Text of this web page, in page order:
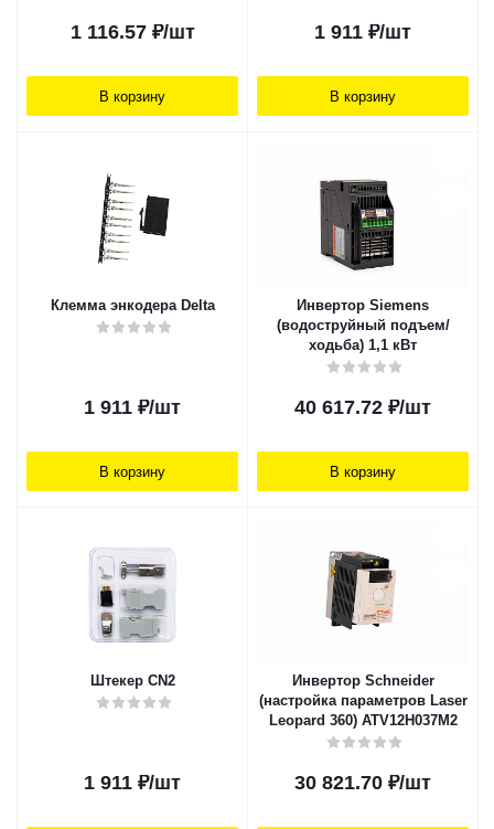
1 116.57₽/шт
В корзину
1 911 ₽/шт
В корзину
Клемма энкодера Delta
1 911 ₽/шт
В корзину
Инвертор Siemens
(водоструйный подъем/
ходьба) 1,1 кВт
40 617.72 ₽/шт
В корзину
Штекер CN2
1 911 ₽/шт
Инвертор Schneider
(настройка параметров Laser
Leopard 360) ATV12H037M2
30 821.70 ₽/шт